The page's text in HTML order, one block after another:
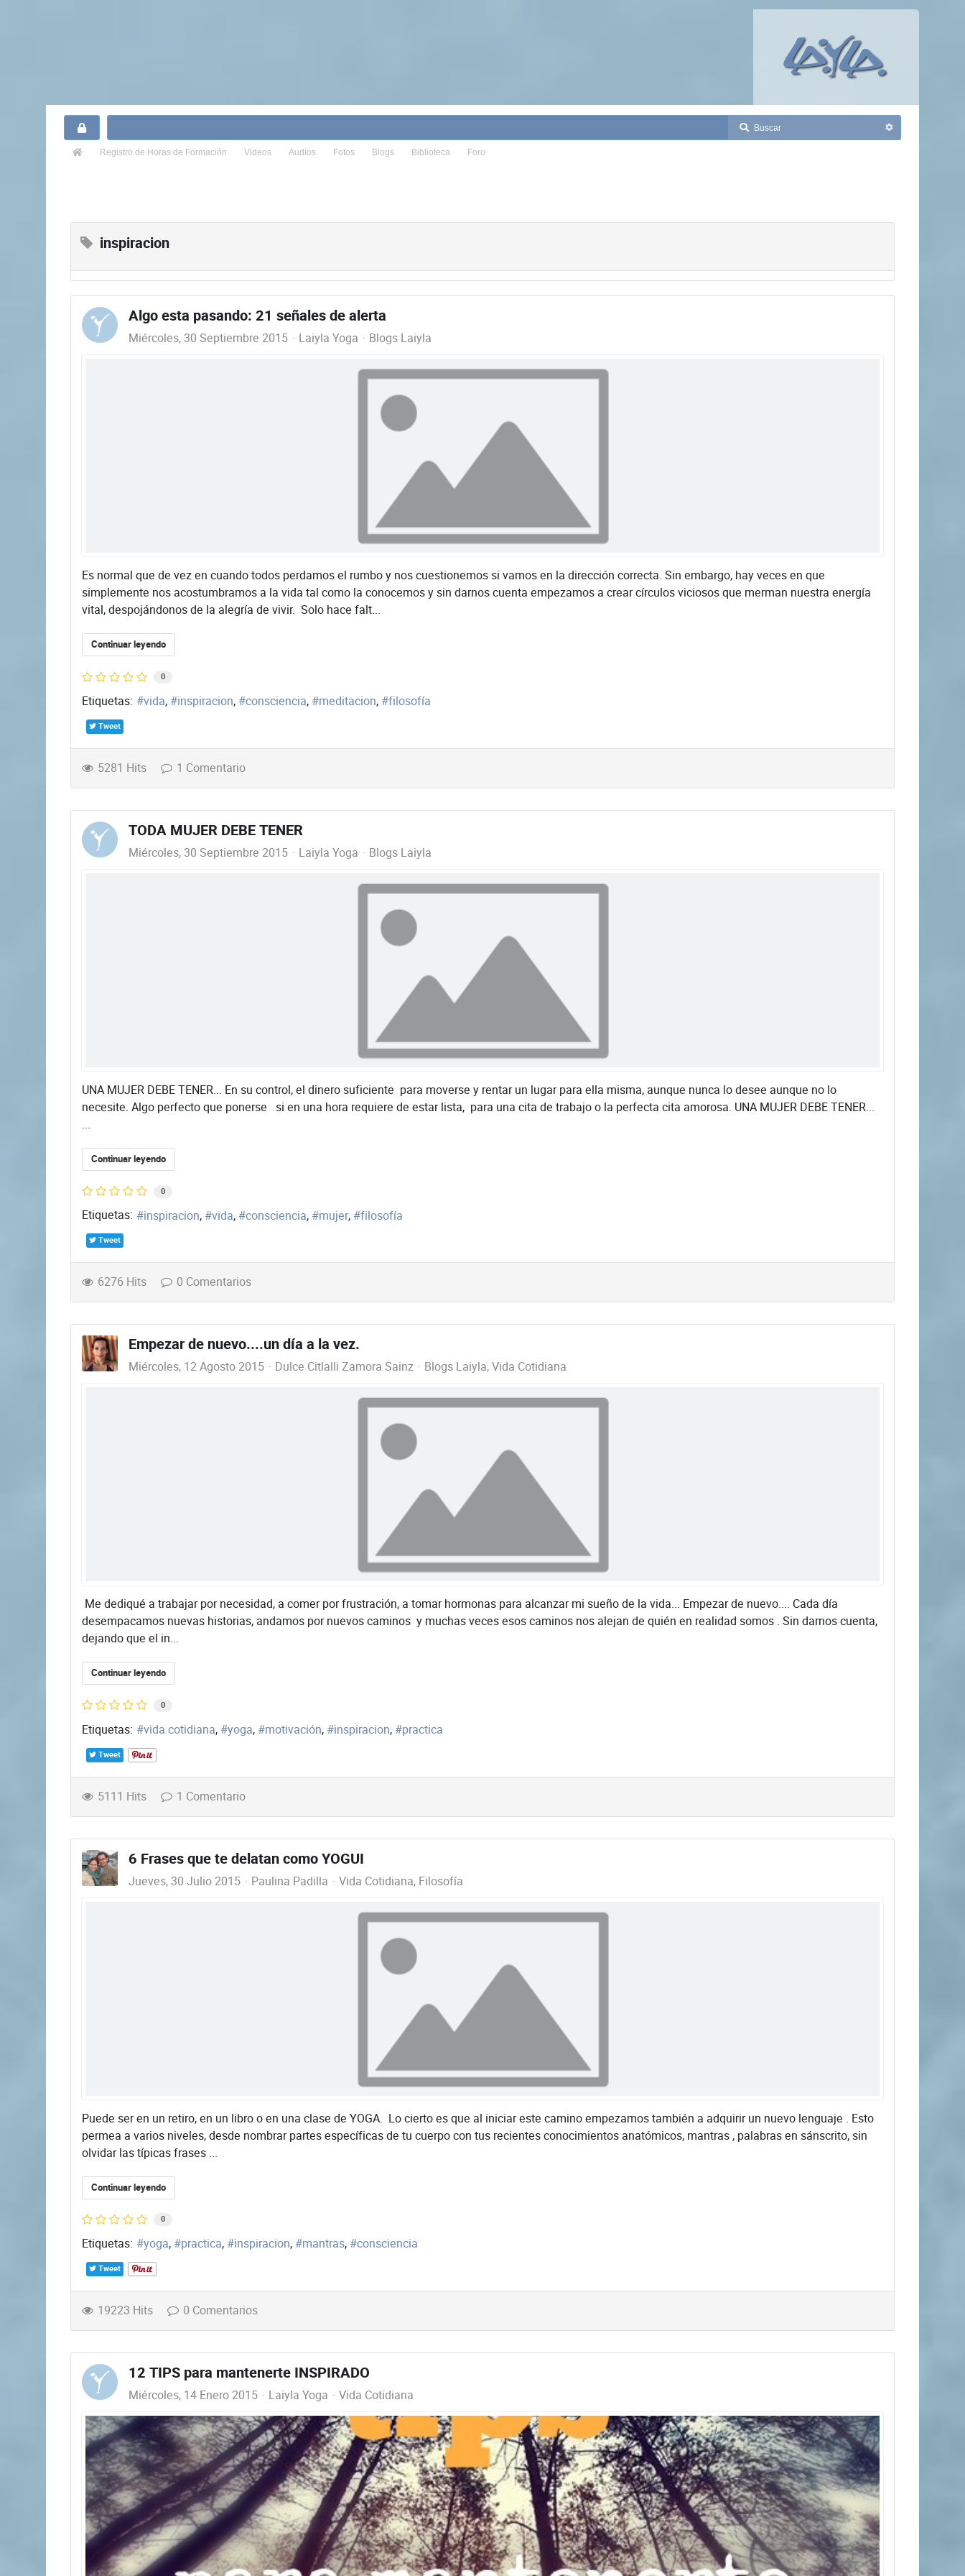
Registro de Horas de Formación Videos Audios Fotos Blogs Biblioteca Foro
inspiracion
Algo esta pasando: 21 señales de alerta
Miércoles, 30 Septiembre 2015 Laiyla Yoga Blogs Laiyla
​Es normal que de vez en cuando todos perdamos el rumbo y nos cuestionemos si vamos en la dirección correcta. Sin embargo, hay veces en que
simplemente nos acostumbramos a la vida tal como la conocemos y sin darnos cuenta empezamos a crear círculos viciosos que merman nuestra energía
vital, despojándonos de la alegría de vivir. Solo hace falt...
Continuar leyendo
0
Etiquetas: vida inspiracion consciencia meditacion filosofía
Tweet
5281 Hits 1 Comentario
TODA MUJER DEBE TENER
Miércoles, 30 Septiembre 2015 Laiyla Yoga Blogs Laiyla
UNA MUJER DEBE TENER... En su control, el dinero suficiente para moverse y rentar un lugar para ella misma, aunque nunca lo desee aunque no lo
necesite. Algo perfecto que ponerse si en una hora requiere de estar lista, para una cita de trabajo o la perfecta cita amorosa. UNA MUJER DEBE TENER...
...
Continuar leyendo
0
Etiquetas: inspiracion vida consciencia mujer filosofía
Tweet
6276 Hits 0 Comentarios
Empezar de nuevo....un día a la vez.
Miércoles, 12 Agosto 2015 Dulce Citlalli Zamora Sainz Blogs Laiyla Vida Cotidiana
Me dediqué a trabajar por necesidad, a comer por frustración, a tomar hormonas para alcanzar mi sueño de la vida... Empezar de nuevo.... Cada día
desempacamos nuevas historias, andamos por nuevos caminos y muchas veces esos caminos nos alejan de quién en realidad somos . Sin darnos cuenta,
dejando que el in...
Continuar leyendo
0
Etiquetas: vida cotidiana yoga motivación inspiracion practica
Tweet
5111 Hits 1 Comentario
6 Frases que te delatan como YOGUI
Jueves, 30 Julio 2015 Paulina Padilla Vida Cotidiana Filosofía
​Puede ser en un retiro, en un libro o en una clase de YOGA. Lo cierto es que al iniciar este camino empezamos también a adquirir un nuevo lenguaje . Esto
permea a varios niveles, desde nombrar partes específicas de tu cuerpo con tus recientes conocimientos anatómicos, mantras , palabras en sánscrito, sin
olvidar las típicas frases ...
Continuar leyendo
0
Etiquetas: yoga practica inspiracion mantras consciencia
Tweet
19223 Hits 0 Comentarios
12 TIPS para mantenerte INSPIRADO
Miércoles, 14 Enero 2015 Laiyla Yoga Vida Cotidiana